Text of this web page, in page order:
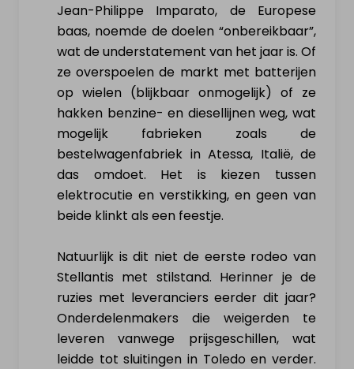
Jean-Philippe Imparato, de Europese
baas, noemde de doelen “onbereikbaar”,
wat de understatement van het jaar is. Of
ze overspoelen de markt met batterijen
op wielen (blijkbaar onmogelijk) of ze
hakken benzine- en diesellijnen weg, wat
mogelijk fabrieken zoals de
bestelwagenfabriek in Atessa, Italië, de
das omdoet. Het is kiezen tussen
elektrocutie en verstikking, en geen van
beide klinkt als een feestje.
Natuurlijk is dit niet de eerste rodeo van
Stellantis met stilstand. Herinner je de
ruzies met leveranciers eerder dit jaar?
Onderdelenmakers die weigerden te
leveren vanwege prijsgeschillen, wat
leidde tot sluitingen in Toledo en verder.